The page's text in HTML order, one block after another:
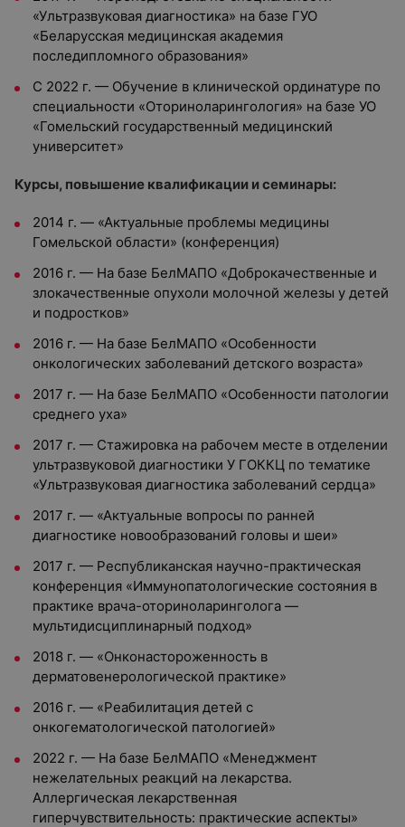
«Ультразвуковая диагностика» на базе ГУО
«Беларусская медицинская академия
последипломного образования»
С 2022 г. — Обучение в клинической ординатуре по
специальности «Оториноларингология» на базе УО
«Гомельский государственный медицинский
университет»
Курсы, повышение квалификации и семинары:
2014 г. — «Актуальные проблемы медицины
Гомельской области» (конференция)
2016 г. — На базе БелМАПО «Доброкачественные и
злокачественные опухоли молочной железы у детей
и подростков»
2016 г. — На базе БелМАПО «Особенности
онкологических заболеваний детского возраста»
2017 г. — На базе БелМАПО «Особенности патологии
среднего уха»
2017 г. — Стажировка на рабочем месте в отделении
ультразвуковой диагностики У ГОККЦ по тематике
«Ультразвуковая диагностика заболеваний сердца»
2017 г. — «Актуальные вопросы по ранней
диагностике новообразований головы и шеи»
2017 г. — Республиканская научно-практическая
конференция «Иммунопатологические состояния в
практике врача-оториноларинголога —
мультидисциплинарный подход»
2018 г. — «Онконастороженность в
дерматовенерологической практике»
2016 г. — «Реабилитация детей с
онкогематологической патологией»
2022 г. — На базе БелМАПО «Менеджмент
нежелательных реакций на лекарства.
Аллергическая лекарственная
гиперчувствительность: практические аспекты»